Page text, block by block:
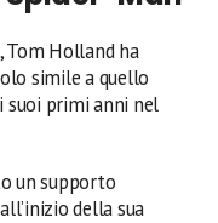
Tom Holland ha
simile a quello
primi anni nel
un supporto
della sua